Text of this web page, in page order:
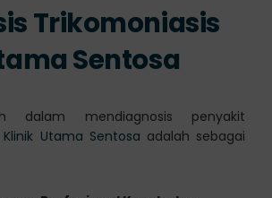
Trikomoniasis
Sentosa
dalam mendiagnosis penyakit
Klinik Utama Sentosa adalah sebagai